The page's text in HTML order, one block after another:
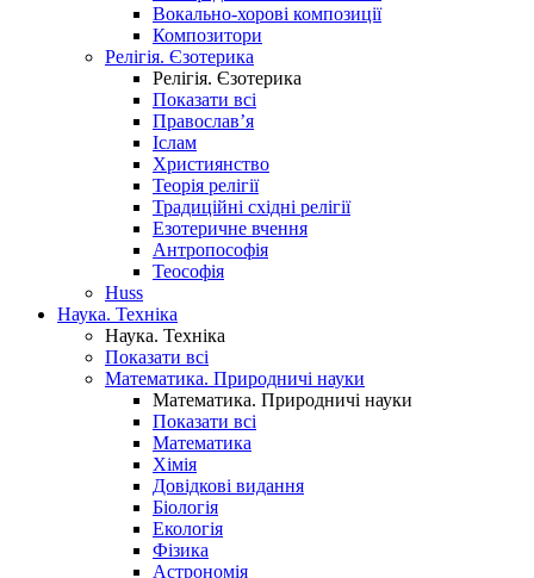
Вокально-хорові композиції
Композитори
Релігія. Єзотерика
Релігія. Єзотерика
Показати всі
Православ’я
Іслам
Християнство
Теорія релігії
Традиційні східні релігії
Езотеричне вчення
Антропософія
Теософія
Huss
Наука. Техніка
Наука. Техніка
Показати всі
Математика. Природничі науки
Математика. Природничі науки
Показати всі
Математика
Хімія
Довідкові видання
Біологія
Екологія
Фізика
Астрономія